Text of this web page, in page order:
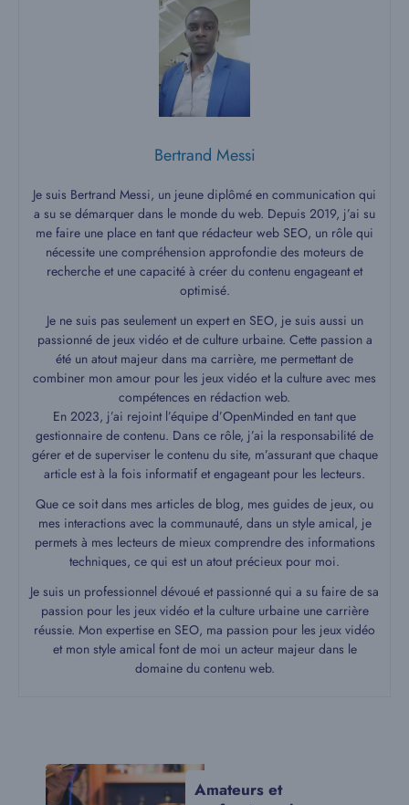
Bertrand Messi
Je suis Bertrand Messi, un jeune diplômé en communication qui
a su se démarquer dans le monde du web. Depuis 2019, j’ai su
me faire une place en tant que rédacteur web SEO, un rôle qui
nécessite une compréhension approfondie des moteurs de
recherche et une capacité à créer du contenu engageant et
optimisé.
Je ne suis pas seulement un expert en SEO, je suis aussi un
passionné de jeux vidéo et de culture urbaine. Cette passion a
été un atout majeur dans ma carrière, me permettant de
combiner mon amour pour les jeux vidéo et la culture avec mes
compétences en rédaction web.
En 2023, j’ai rejoint l’équipe d’OpenMinded en tant que
gestionnaire de contenu. Dans ce rôle, j’ai la responsabilité de
gérer et de superviser le contenu du site, m’assurant que chaque
article est à la fois informatif et engageant pour les lecteurs.
Que ce soit dans mes articles de blog, mes guides de jeux, ou
mes interactions avec la communauté, dans un style amical, je
permets à mes lecteurs de mieux comprendre des informations
techniques, ce qui est un atout précieux pour moi.
Je suis un professionnel dévoué et passionné qui a su faire de sa
passion pour les jeux vidéo et la culture urbaine une carrière
réussie. Mon expertise en SEO, ma passion pour les jeux vidéo
et mon style amical font de moi un acteur majeur dans le
domaine du contenu web.
Amateurs et